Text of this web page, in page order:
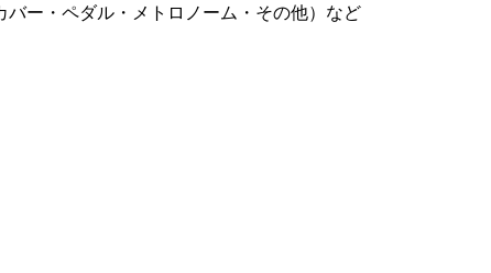
ー・ペダル・メトロノーム・その他）など